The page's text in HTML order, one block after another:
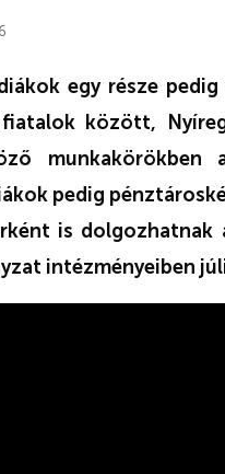
egy része
között,
pedig
is dolgozhatnak
intézményeiben